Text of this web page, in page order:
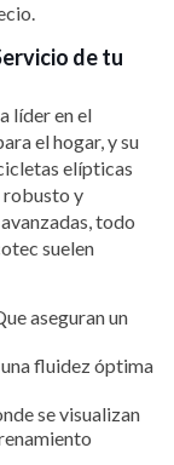
de tu
líder en el
el hogar, y su
elípticas
robusto y
todo
suelen
aseguran un
fluidez óptima
se visualizan